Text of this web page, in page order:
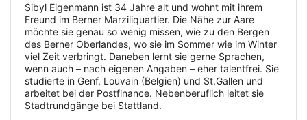
Sibyl Eigenmann ist 34 Jahre alt und wohnt mit ihrem
Freund im Berner Marziliquartier. Die Nähe zur Aare
möchte sie genau so wenig missen, wie zu den Bergen
des Berner Oberlandes, wo sie im Sommer wie im Winter
viel Zeit verbringt. Daneben lernt sie gerne Sprachen,
wenn auch – nach eigenen Angaben – eher talentfrei. Sie
studierte in Genf, Louvain (Belgien) und St.Gallen und
arbeitet bei der Postfinance. Nebenberuflich leitet sie
Stadtrundgänge bei Stattland.